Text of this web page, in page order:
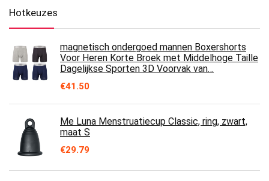
Hotkeuzes
magnetisch ondergoed mannen Boxershorts
Voor Heren Korte Broek met Middelhoge Taille
Dagelijkse Sporten 3D Voorvak van…
€41.50
Me Luna Menstruatiecup Classic, ring, zwart,
maat S
€29.79